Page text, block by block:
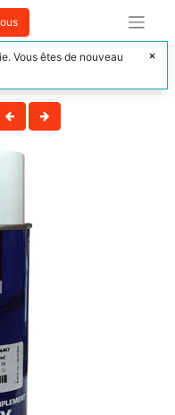
Vous êtes de nouveau